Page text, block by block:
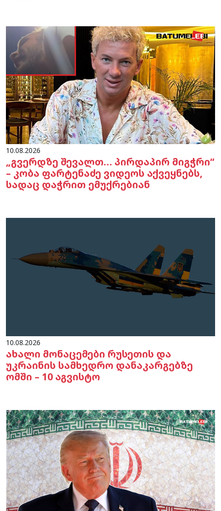
10.08.2026
„გვერდზე შევალთ… პირდაპირ მიგჭრი“
– კობა ფარტენაძე ვიდეოს აქვეყნებს,
სადაც დაჭრით ემუქრებიან
10.08.2026
ახალი მონაცემები რუსეთის და
უკრაინის სამხედრო დანაკარგებზე
ომში – 10 აგვისტო